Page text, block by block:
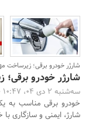
شارژر خودرو برقی؛ زیرساخت
شارژر خودرو برقی؛
سه‌شنبه 2 دی 04، 10:47 -
خودرو برقی مناسب به
شارژ، ایمنی و سازگاری